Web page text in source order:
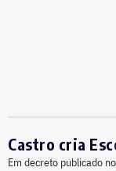
Castro cria
Em decreto publicado